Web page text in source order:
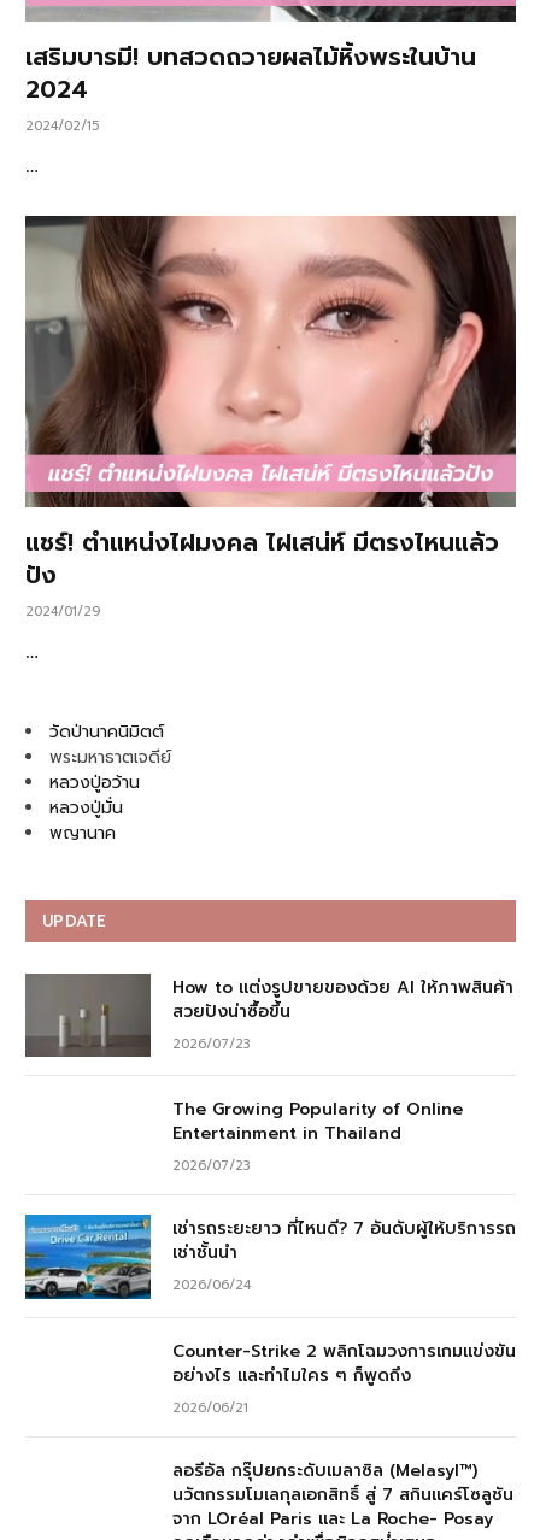
เสริมบารมี! บทสวดถวายผลไม้หิ้งพระในบ้าน
2024
2024/02/15
…
แชร์! ตำแหน่งไฝมงคล ไฝเสน่ห์ มีตรงไหนแล้ว
ปัง
2024/01/29
…
วัดป่านาคนิมิตต์
พระมหาธาตเจดีย์
หลวงปู่อว้าน
หลวงปู่มั่น
พญานาค
UPDATE
How to แต่งรูปขายของด้วย AI ให้ภาพสินค้า
สวยปังน่าซื้อขึ้น
2026/07/23
The Growing Popularity of Online
Entertainment in Thailand
2026/07/23
เช่ารถระยะยาว ที่ไหนดี? 7 อันดับผู้ให้บริการรถ
เช่าชั้นนำ
2026/06/24
Counter-Strike 2 พลิกโฉมวงการเกมแข่งขัน
อย่างไร และทำไมใคร ๆ ก็พูดถึง
2026/06/21
ลอรีอัล กรุ๊ปยกระดับเมลาซิล (Melasyl™)
นวัตกรรมโมเลกุลเอกสิทธิ์ สู่ 7 สกินแคร์โซลูชัน
จาก LOréal Paris และ La Roche- Posay